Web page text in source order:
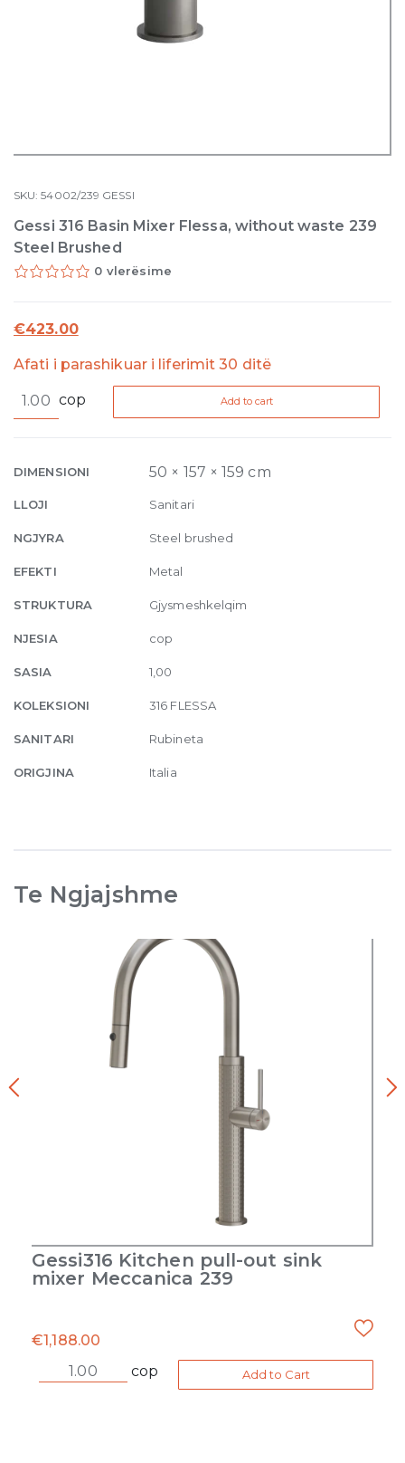
SKU:54002/239 GESSI
Gessi 316 Basin Mixer Flessa, without waste 239
Steel Brushed
0 vlerësime
€423.00
Afati i parashikuar i liferimit 30 ditë
316
Flessa,
waste
239
Brushed
quantity
cop Add to cart
DIMENSIONI 50 × 157 × 159 cm
LLOJI Sanitari
NGJYRA Steel brushed
EFEKTI Metal
STRUKTURA Gjysmeshkelqim
NJESIA cop
SASIA 1,00
KOLEKSIONI 316 FLESSA
SANITARI Rubineta
ORIGJINA Italia
Te Ngjajshme
Gessi316 Kitchen pull-out sink
mixer Meccanica 239
€1,188.00
cop
Add to Cart